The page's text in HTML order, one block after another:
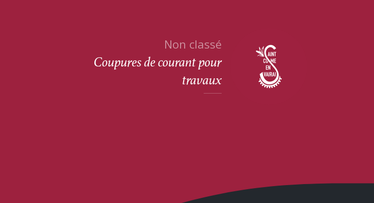
Non classé
Coupures de courant pour
travaux